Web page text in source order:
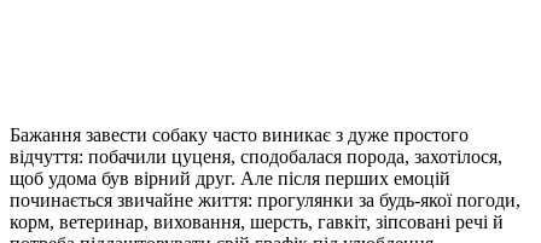
Бажання завести собаку часто виникає з дуже простого
відчуття: побачили цуценя, сподобалася порода, захотілося,
щоб удома був вірний друг. Але після перших емоцій
починається звичайне життя: прогулянки за будь-якої погоди,
корм, ветеринар, виховання, шерсть, гавкіт, зіпсовані речі й